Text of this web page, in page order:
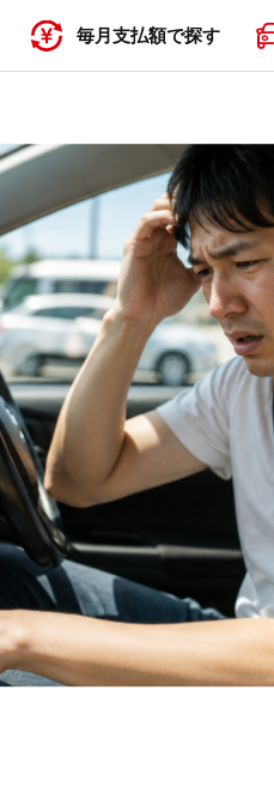
毎月支払額で探す